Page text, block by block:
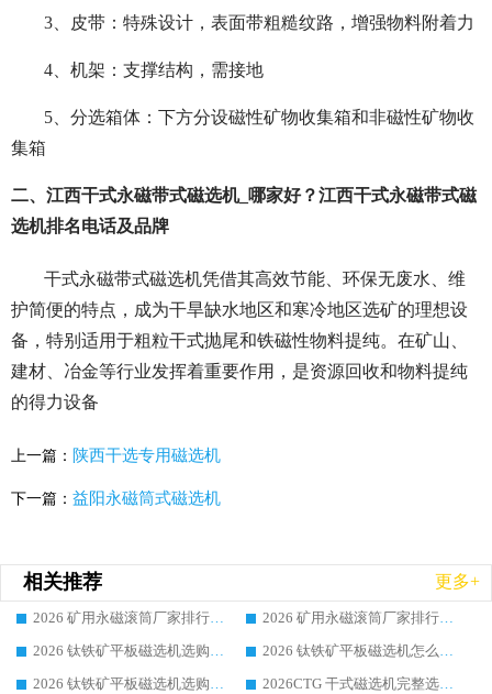
3、皮带：特殊设计，表面带粗糙纹路，增强物料附着力
4、机架：支撑结构，需接地
5、分选箱体：下方分设磁性矿物收集箱和非磁性矿物收
集箱
二、江西干式永磁带式磁选机_哪家好？江西干式永磁带式磁
选机排名电话及品牌
干式永磁带式磁选机凭借其高效节能、环保无废水、维
护简便的特点，成为干旱缺水地区和寒冷地区选矿的理想设
备，特别适用于粗粒干式抛尾和铁磁性物料提纯。在矿山、
建材、冶金等行业发挥着重要作用，是资源回收和物料提纯
的得力设备
上一篇： 陕西干选专用磁选机
下一篇： 益阳永磁筒式磁选机
相关推荐 更多+
2026 矿用永磁滚筒厂家排行榜选购干货指南 行业口碑标杆华体会手机网页版-华体会(中国) 实力出众
2026 矿用永磁滚筒厂家排行榜选购指南，行业口碑领域强者华体会手机网页版-华体会(中国)
2026 钛铁矿平板磁选机选购全攻略 市场公认优质品牌厂家实力排行榜
2026 钛铁矿平板磁选机怎么选 靠谱生产企业实力排行榜选购参考攻略
2026 钛铁矿平板磁选机选购指南 行业口碑优选品牌生产企业实力排行榜
2026CTG 干式磁选机完整选购指南 行业口碑顶尖靠谱生产龙头厂家实力推荐